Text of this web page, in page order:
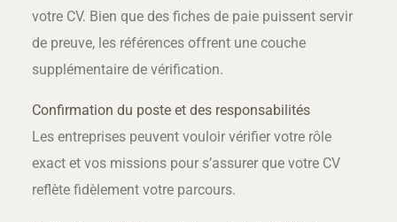
votre CV. Bien que des fiches de paie puissent servir
de preuve, les références offrent une couche
supplémentaire de vérification.
Confirmation du poste et des responsabilités
Les entreprises peuvent vouloir vérifier votre rôle
exact et vos missions pour s’assurer que votre CV
reflète fidèlement votre parcours.